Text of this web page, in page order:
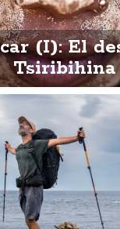
(I): El
Tsiribihina